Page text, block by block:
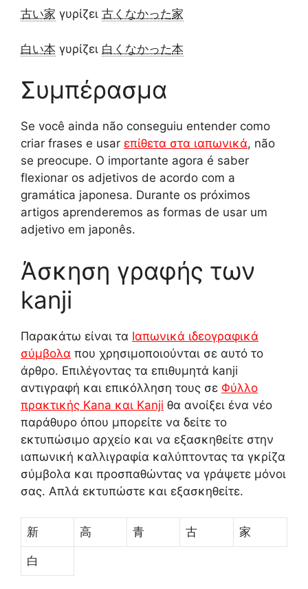
古い家 γυρίζει 古くなかった家
白い本 γυρίζει 白くなかった本
Συμπέρασμα
Se você ainda não conseguiu entender como
criar frases e usar επίθετα στα ιαπωνικά, não
se preocupe. O importante agora é saber
flexionar os adjetivos de acordo com a
gramática japonesa. Durante os próximos
artigos aprenderemos as formas de usar um
adjetivo em japonês.
Άσκηση γραφής των
kanji
Παρακάτω είναι τα Ιαπωνικά ιδεογραφικά
σύμβολα που χρησιμοποιούνται σε αυτό το
άρθρο. Επιλέγοντας τα επιθυμητά kanji
αντιγραφή και επικόλληση τους σε Φύλλο
πρακτικής Kana και Kanji θα ανοίξει ένα νέο
παράθυρο όπου μπορείτε να δείτε το
εκτυπώσιμο αρχείο και να εξασκηθείτε στην
ιαπωνική καλλιγραφία καλύπτοντας τα γκρίζα
σύμβολα και προσπαθώντας να γράψετε μόνοι
σας. Απλά εκτυπώστε και εξασκηθείτε.
新 高 青 古 家
白